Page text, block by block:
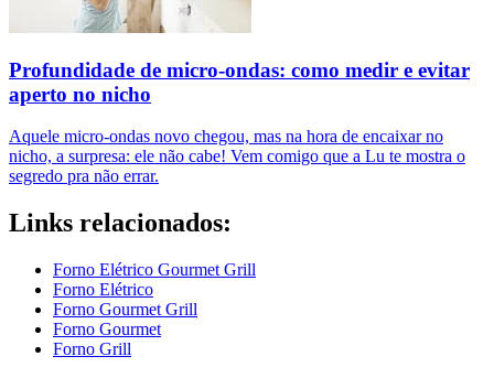
Profundidade de micro-ondas: como medir e evitar
aperto no nicho
Aquele micro-ondas novo chegou, mas na hora de encaixar no
nicho, a surpresa: ele não cabe! Vem comigo que a Lu te mostra o
segredo pra não errar.
Links relacionados:
Forno Elétrico Gourmet Grill
Forno Elétrico
Forno Gourmet Grill
Forno Gourmet
Forno Grill